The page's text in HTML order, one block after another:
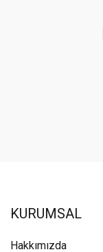
KURUMSAL
Hakkımızda